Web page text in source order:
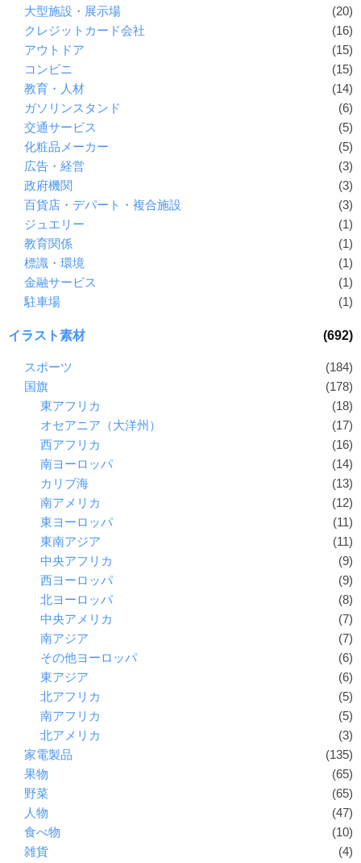
大型施設・展示場
(20)
クレジットカード会社
(16)
アウトドア
(15)
コンビニ
(15)
教育・人材
(14)
ガソリンスタンド
(6)
交通サービス
(5)
化粧品メーカー
(5)
広告・経営
(3)
政府機関
(3)
百貨店・デパート・複合施設
(3)
ジュエリー
(1)
教育関係
(1)
標識・環境
(1)
金融サービス
(1)
駐車場
(1)
イラスト素材 (692)
スポーツ
(184)
国旗
(178)
東アフリカ
(18)
オセアニア（大洋州）
(17)
西アフリカ
(16)
南ヨーロッパ
(14)
カリブ海
(13)
南アメリカ
(12)
東ヨーロッパ
(11)
東南アジア
(11)
中央アフリカ
(9)
西ヨーロッパ
(9)
北ヨーロッパ
(8)
中央アメリカ
(7)
南アジア
(7)
その他ヨーロッパ
(6)
東アジア
(6)
北アフリカ
(5)
南アフリカ
(5)
北アメリカ
(3)
家電製品
(135)
果物
(65)
野菜
(65)
人物
(47)
食べ物
(10)
雑貨
(4)